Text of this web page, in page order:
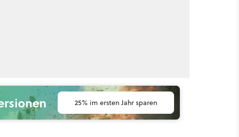
25% im ersten Jahr sparen